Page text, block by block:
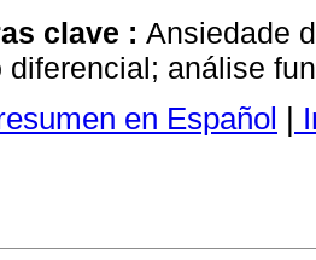
clave : Ansiedade
diferencial; análise
en Español